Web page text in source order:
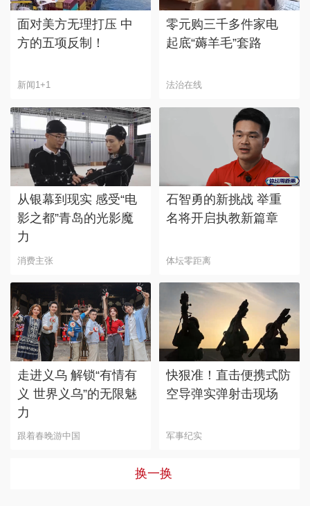
面对美方无理打压 中
方的五项反制！
新闻1+1
零元购三千多件家电
起底“薅羊毛”套路
法治在线
从银幕到现实 感受“电
影之都”青岛的光影魔
力
消费主张
石智勇的新挑战 举重
名将开启执教新篇章
体坛零距离
走进义乌 解锁“有情有
义 世界义乌”的无限魅
力
跟着春晚游中国
快狠准！直击便携式防
空导弹实弹射击现场
军事纪实
换一换